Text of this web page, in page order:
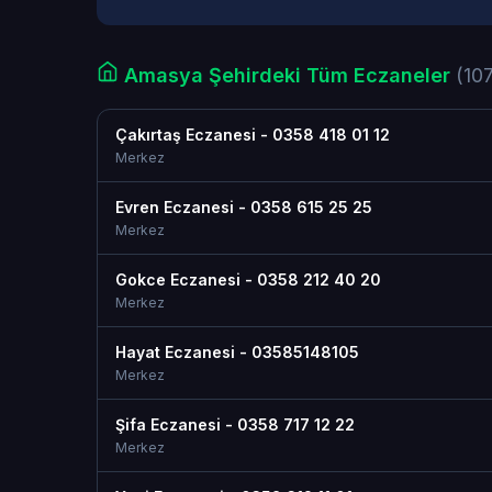
Amasya Şehirdeki Tüm Eczaneler
Çakırtaş Eczanesi - 0358 418 01 12
Merkez
Evren Eczanesi - 0358 615 25 25
Merkez
Gokce Eczanesi - 0358 212 40 20
Merkez
Hayat Eczanesi - 03585148105
Merkez
Şifa Eczanesi - 0358 717 12 22
Merkez